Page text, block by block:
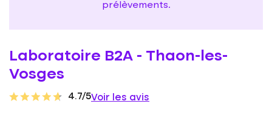
prélèvements.
Laboratoire B2A - Thaon-les-
Vosges
4.7/5Voir les avis